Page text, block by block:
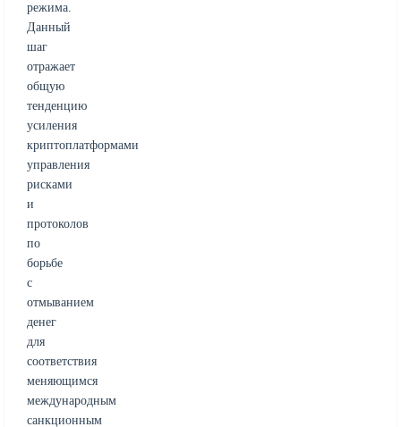
режима.
Данный
шаг
отражает
общую
тенденцию
усиления
криптоплатформами
управления
рисками
и
протоколов
по
борьбе
с
отмыванием
денег
для
соответствия
меняющимся
международным
санкционным